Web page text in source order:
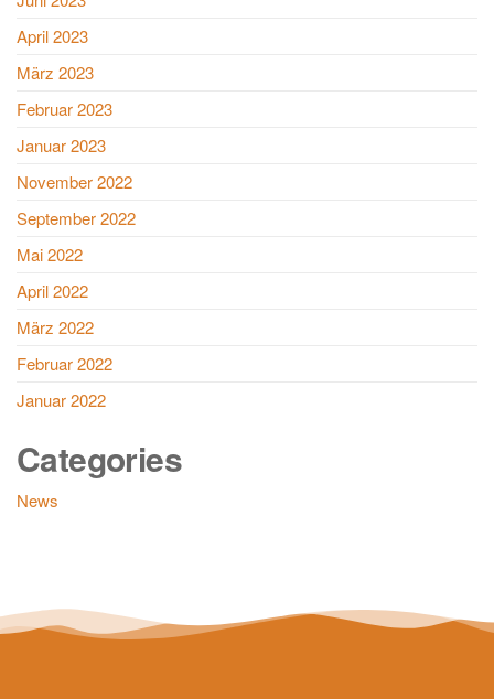
April 2023
März 2023
Februar 2023
Januar 2023
November 2022
September 2022
Mai 2022
April 2022
März 2022
Februar 2022
Januar 2022
Categories
News